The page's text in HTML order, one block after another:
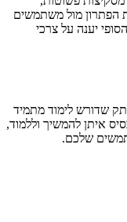
הפתרון מול משתמשים
יענה על צרכי
שדורש לימוד מתמיד
איתן להמשיך וללמוד,
שלכם.